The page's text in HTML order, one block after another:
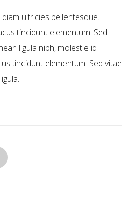
ultricies pellentesque.
tincidunt elementum. Sed
ligula nibh, molestie id
tincidunt elementum. Sed vitae